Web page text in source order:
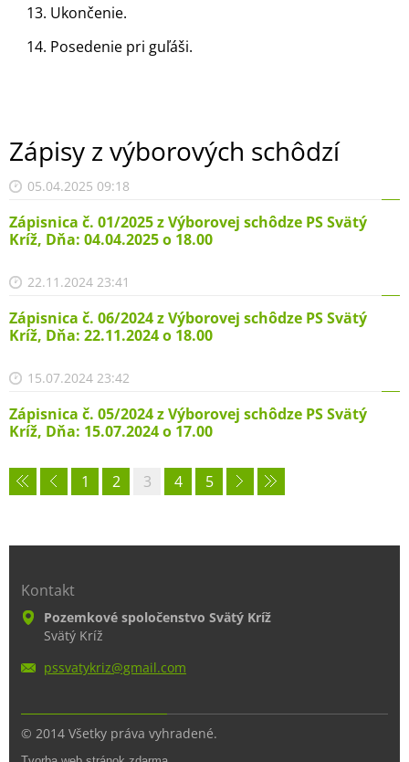
13. Ukončenie.
14. Posedenie pri guľáši.
Zápisy z výborových schôdzí
05.04.2025 09:18
Zápisnica č. 01/2025 z Výborovej schôdze PS Svätý
Kríž, Dňa: 04.04.2025 o 18.00
22.11.2024 23:41
Zápisnica č. 06/2024 z Výborovej schôdze PS Svätý
Kríž, Dňa: 22.11.2024 o 18.00
15.07.2024 23:42
Zápisnica č. 05/2024 z Výborovej schôdze PS Svätý
Kríž, Dňa: 15.07.2024 o 17.00
1 2 3 4 5
Kontakt
Pozemkové spoločenstvo Svätý Kríž
Svätý Kríž
pssvatykriz@gmail.com
© 2014 Všetky práva vyhradené.